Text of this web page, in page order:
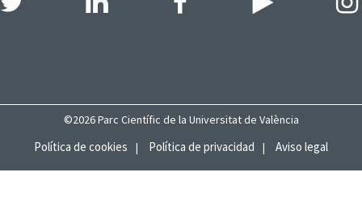
©2026 Parc Científic de la Universitat de València
Política de cookies Política de privacidad Aviso legal